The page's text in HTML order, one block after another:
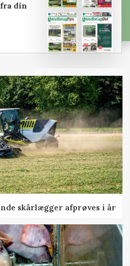
din
skårlægger afprøves i år